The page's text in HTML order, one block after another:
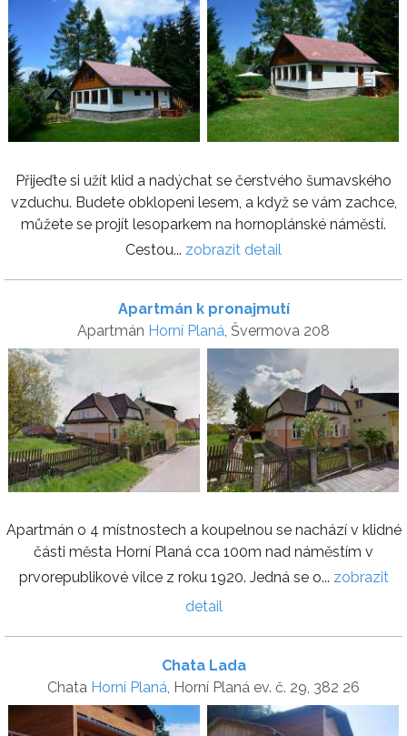
Přijeďte si užít klid a nadýchat se čerstvého šumavského
vzduchu. Budete obklopeni lesem, a když se vám zachce,
můžete se projít lesoparkem na hornoplánské náměstí.
Cestou... zobrazit detail
Apartmán k pronajmutí
Apartmán Horní Planá , Švermova 208
Apartmán o 4 místnostech a koupelnou se nachází v klidné
části města Horní Planá cca 100m nad náměstím v
prvorepublikové vilce z roku 1920. Jedná se o... zobrazit
detail
Chata Lada
Chata Horní Planá, Horní Planá ev. č. 29, 382 26